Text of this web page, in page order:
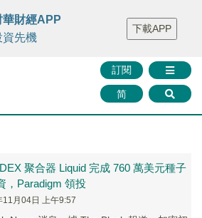
FINMETA 財華證券 媒體矩陣
智庫沙龍
聯絡我們
訂閱
简
華財經APP
資先機
下載APP
聚合器 Liquid 完成 760 萬美元種子
，Paradigm 領投
11月04日 上午9:57